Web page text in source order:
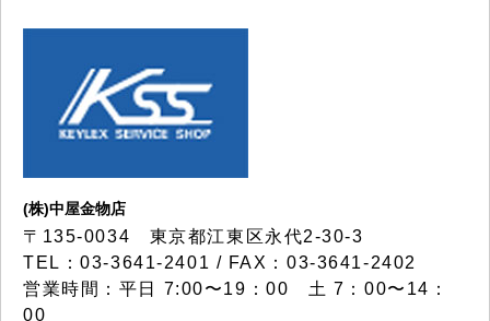
(株)中屋金物店
〒135-0034 東京都江東区永代2-30-3
TEL：03-3641-2401 / FAX：03-3641-2402
営業時間：平日 7:00〜19：00 土 7：00〜14：
00